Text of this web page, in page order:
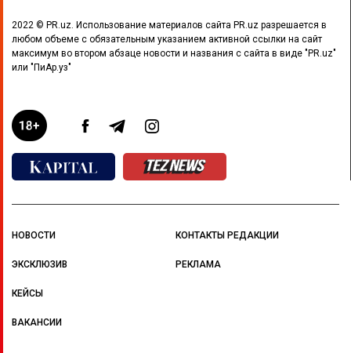
2022 © PR.uz. Использование материалов сайта PR.uz разрешается в
любом объеме с обязательным указанием активной ссылки на сайт
максимум во втором абзаце новости и названия с сайта в виде "PR.uz"
или "ПиАр.уз"
НОВОСТИ
ЭКСКЛЮЗИВ
КЕЙСЫ
ВАКАНСИИ
КОНТАКТЫ РЕДАКЦИИ
РЕКЛАМА